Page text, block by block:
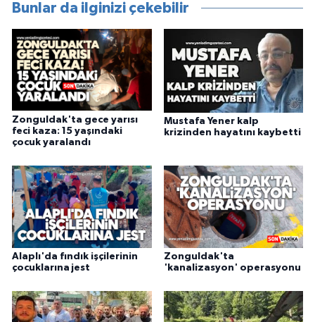
Bunlar da ilginizi çekebilir
Zonguldak'ta gece yarısı
feci kaza: 15 yaşındaki
çocuk yaralandı
Mustafa Yener kalp
krizinden hayatını kaybetti
Alaplı'da fındık işçilerinin
çocuklarına jest
Zonguldak'ta
'kanalizasyon' operasyonu